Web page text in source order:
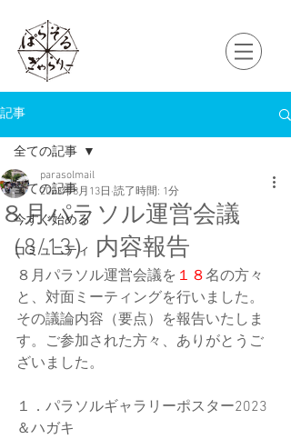
記事
全ての記事
今すぐ始める
コミュニティ
全ての記事
８月パラソル運営会議
（8/13）内容報告
parasolmail
2023年8月13日 読了時間: 1分
８月パラソル運営会議を １８名の方々
と、対面ミーティングを行いました。
その議論内容（要点）を報告いたしま
す。ご参加された方々、ありがとうご
ざいました。
１．パラソルギャラリーポスター2023
＆ハガキ